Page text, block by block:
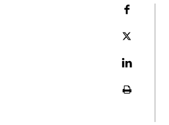
Plattform